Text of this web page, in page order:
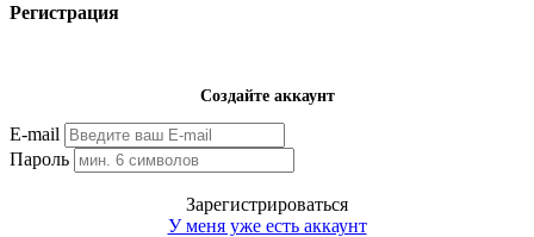
Регистрация
Создайте аккаунт
E-mail
Пароль
Зарегистрироваться
У меня уже есть аккаунт